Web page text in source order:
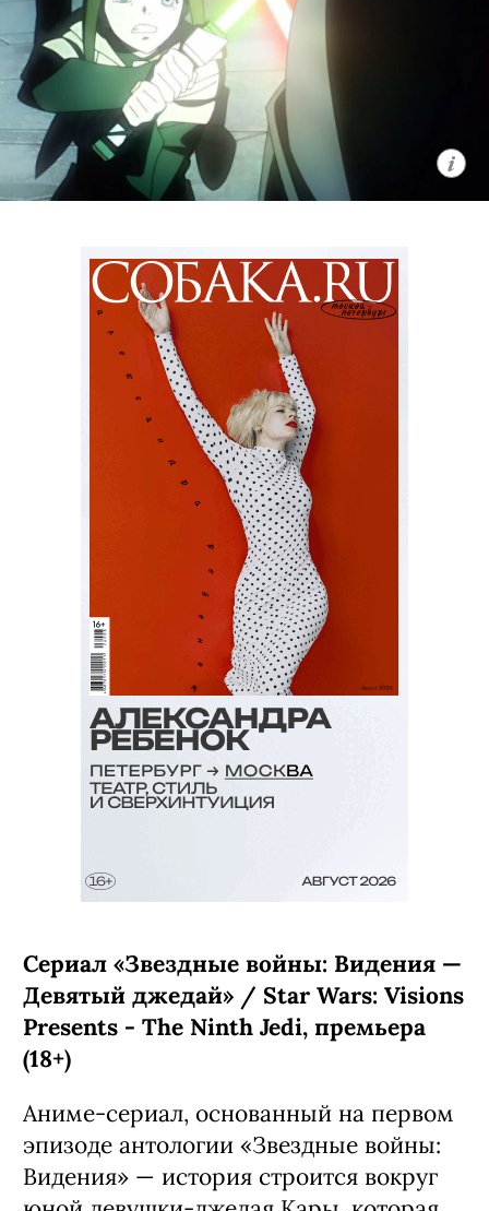
Сериал «Звездные войны: Видения —
Девятый джедай» / Star Wars: Visions
Presents - The Ninth Jedi, премьера
(18+)
Аниме-сериал, основанный на первом
эпизоде антологии «Звездные войны:
Видения» — история строится вокруг